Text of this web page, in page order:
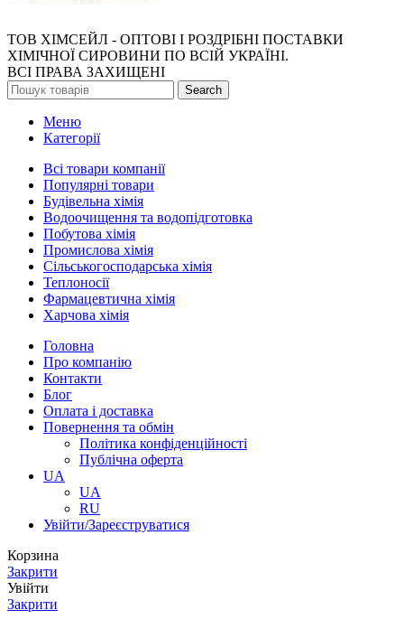
ТОВ ХІМСЕЙЛ - ОПТОВІ І РОЗДРІБНІ ПОСТАВКИ
ХІМІЧНОЇ СИРОВИНИ ПО ВСІЙ УКРАЇНІ.
ВСІ ПРАВА ЗАХИЩЕНІ
Search
Меню
Категорії
Всі товари компанії
Популярні товари
Будівельна хімія
Водоочищення та водопідготовка
Побутова хімія
Промислова хімія
Сільськогосподарська хімія
Теплоносії
Фармацевтична хімія
Харчова хімія
Головна
Про компанію
Контакти
Блог
Оплата і доставка
Повернення та обмін
Політика конфіденційності
Публічна оферта
UA
UA
RU
Увійти/Зареєструватися
Корзина
Закрити
Увійти
Закрити